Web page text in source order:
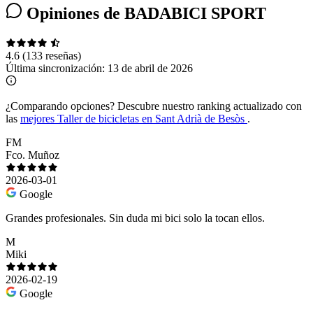
Opiniones de BADABICI SPORT
4.6 (133 reseñas)
Última sincronización: 13 de abril de 2026
¿Comparando opciones? Descubre nuestro ranking actualizado con
las mejores Taller de bicicletas en Sant Adrià de Besòs .
FM
Fco. Muñoz
2026-03-01
Google
Grandes profesionales. Sin duda mi bici solo la tocan ellos.
M
Miki
2026-02-19
Google